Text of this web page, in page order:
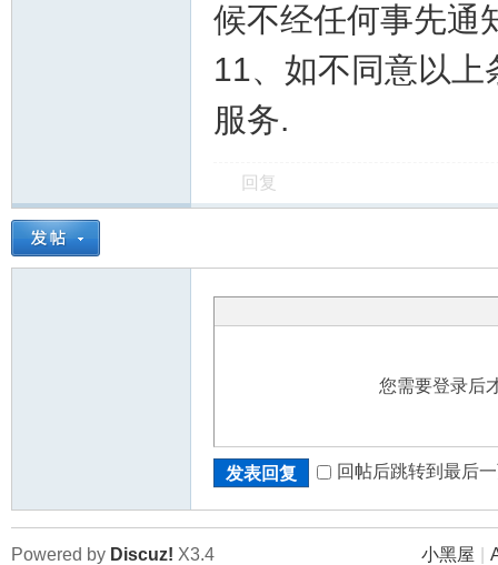
候不经任何事先通
11、如不同意以
服务.
回复
您需要登录后
发表回复 回帖后跳转到最后
小黑屋
Powered by Discuz! X3.4